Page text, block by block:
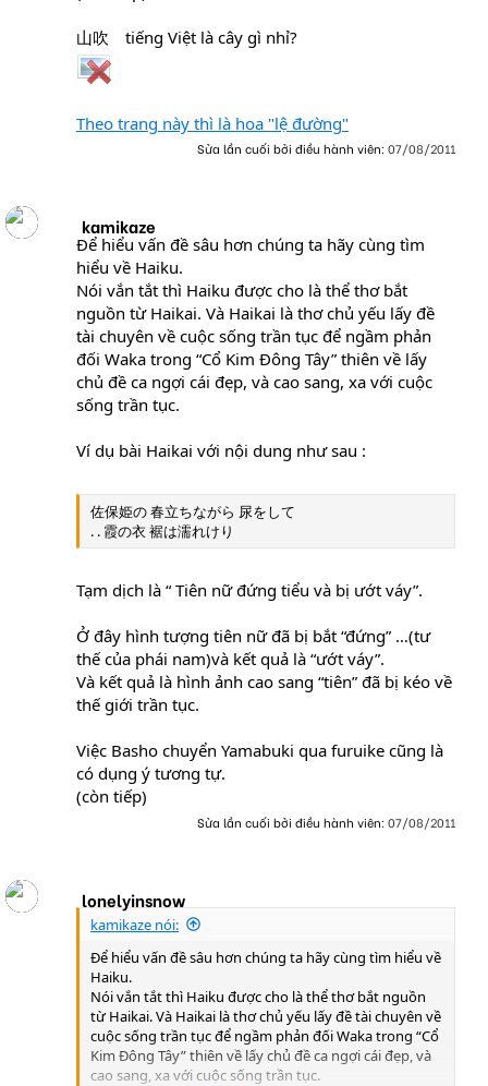
山吹 tiếng Việt là cây gì nhỉ?
Theo trang này thì là hoa "lệ đường"
Sửa lần cuối bởi điều hành viên: 07/08/2011
kamikaze
Để hiểu vấn đề sâu hơn chúng ta hãy cùng tìm
hiểu về Haiku.
Nói vắn tắt thì Haiku được cho là thể thơ bắt
nguồn từ Haikai. Và Haikai là thơ chủ yếu lấy đề
tài chuyên về cuộc sống trần tục để ngầm phản
đối Waka trong “Cổ Kim Đông Tây” thiên về lấy
chủ đề ca ngợi cái đẹp, và cao sang, xa với cuộc
sống trần tục.
Ví dụ bài Haikai với nội dung như sau :
佐保姫の 春立ちながら 尿をして
. . 霞の衣 裾は濡れけり
Tạm dịch là “ Tiên nữ đứng tiểu và bị ướt váy”.
Ở đây hình tượng tiên nữ đã bị bắt “đứng” …(tư
thế của phái nam)và kết quả là “ướt váy”.
Và kết quả là hình ảnh cao sang “tiên” đã bị kéo về
thế giới trần tục.
Việc Basho chuyển Yamabuki qua furuike cũng là
có dụng ý tương tự.
(còn tiếp)
Sửa lần cuối bởi điều hành viên: 07/08/2011
lonelyinsnow
kamikaze nói:
Để hiểu vấn đề sâu hơn chúng ta hãy cùng tìm hiểu về
Haiku.
Nói vắn tắt thì Haiku được cho là thể thơ bắt nguồn
từ Haikai. Và Haikai là thơ chủ yếu lấy đề tài chuyên về
cuộc sống trần tục để ngầm phản đối Waka trong “Cổ
Kim Đông Tây” thiên về lấy chủ đề ca ngợi cái đẹp, và
cao sang, xa với cuộc sống trần tục.